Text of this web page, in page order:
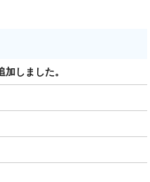
しました。